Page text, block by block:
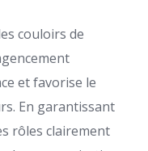
couloirs de
et favorise le
En garantissant
rôles clairement